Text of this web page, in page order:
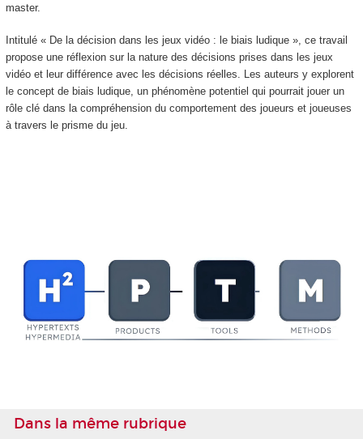
master.
Intitulé « De la décision dans les jeux vidéo : le biais ludique », ce travail
propose une réflexion sur la nature des décisions prises dans les jeux
vidéo et leur différence avec les décisions réelles. Les auteurs y explorent
le concept de biais ludique, un phénomène potentiel qui pourrait jouer un
rôle clé dans la compréhension du comportement des joueurs et joueuses
à travers le prisme du jeu.
Dans la même rubrique